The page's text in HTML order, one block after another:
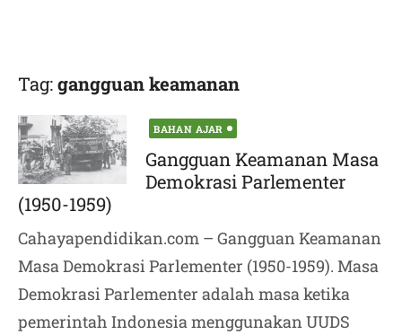
Tag:gangguan keamanan
Posted
on
BAHAN AJAR
Gangguan Keamanan Masa
Demokrasi Parlementer
(1950-1959)
Cahayapendidikan.com – Gangguan Keamanan
Masa Demokrasi Parlementer (1950-1959). Masa
Demokrasi Parlementer adalah masa ketika
pemerintah Indonesia menggunakan UUDS